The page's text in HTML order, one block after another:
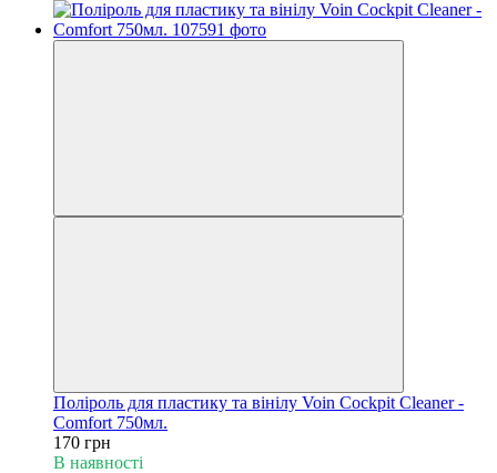
Поліроль для пластику та вінілу Voin Cockpit Cleaner -
Comfort 750мл.
170 грн
В наявності